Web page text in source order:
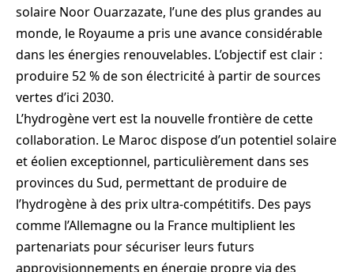
solaire Noor Ouarzazate, l’une des plus grandes au
monde, le Royaume a pris une avance considérable
dans les énergies renouvelables. L’objectif est clair :
produire 52 % de son électricité à partir de sources
vertes d’ici 2030.
L’hydrogène vert est la nouvelle frontière de cette
collaboration. Le Maroc dispose d’un potentiel solaire
et éolien exceptionnel, particulièrement dans ses
provinces du Sud, permettant de produire de
l’hydrogène à des prix ultra-compétitifs. Des pays
comme l’Allemagne ou la France multiplient les
partenariats pour sécuriser leurs futurs
approvisionnements en énergie propre via des